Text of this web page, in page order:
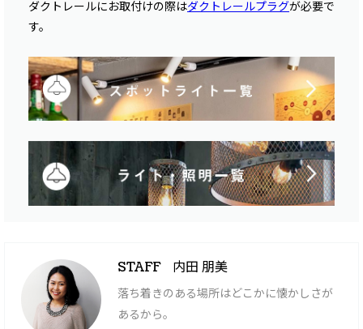
ダクトレールにお取付けの際はダクトレールプラグが必要で
す。
STAFF 内田 朋美
落ち着きのある場所はどこかに懐かしさが
あるから。